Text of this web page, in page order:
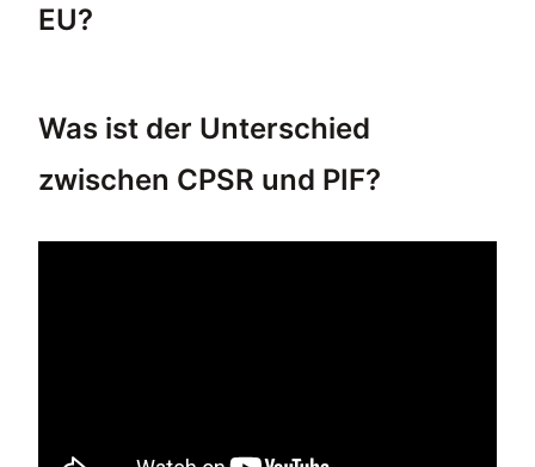
EU?
Was ist der Unterschied
zwischen CPSR und PIF?